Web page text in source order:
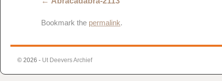
Bookmark the permalink.
© 2026 - Ut Deevers Archief